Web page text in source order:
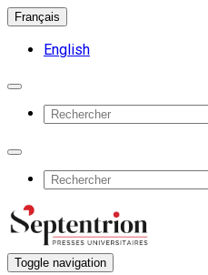
Français
English
Toggle navigation